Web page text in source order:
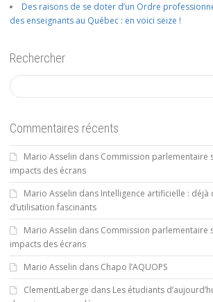
Des raisons de se doter d’un Ordre
des enseignants au Québec : en voici seize !
Rechercher
Commentaires récents
Mario Asselin dans Commission parlementaire
impacts des écrans
Mario Asselin dans Intelligence artificielle : déjà
d’utilisation fascinants
Mario Asselin dans Commission parlementaire
impacts des écrans
Mario Asselin dans Chapo l’AQUOPS
ClementLaberge dans Les étudiants